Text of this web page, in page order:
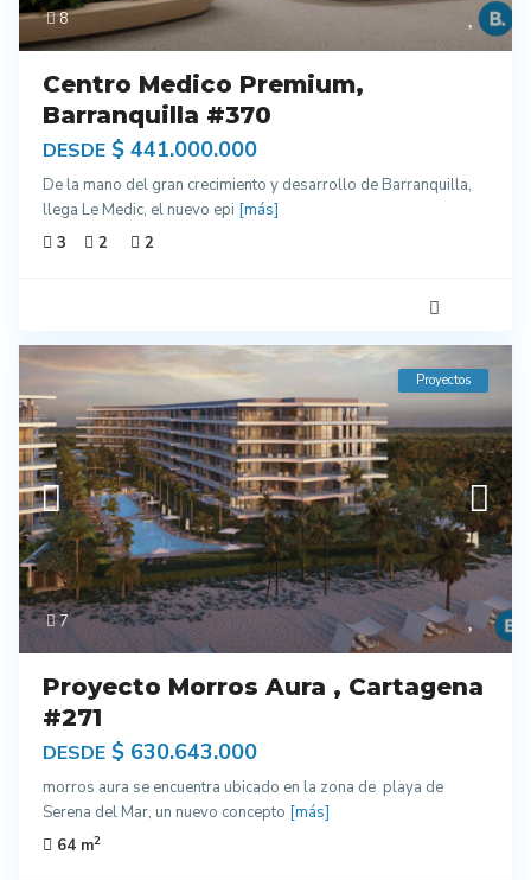
8
Centro Medico Premium,
Barranquilla #370
DESDE $ 441.000.000
De la mano del gran crecimiento y desarrollo de Barranquilla,
llega Le Medic, el nuevo epi [más]
3
2 2
7
Proyectos
Proyecto Morros Aura , Cartagena
#271
DESDE $ 630.643.000
morros aura se encuentra ubicado en la zona de playa de
Serena del Mar, un nuevo concepto [más]
64 m2